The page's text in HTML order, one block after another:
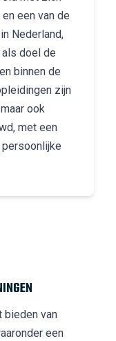
een van de
Nederland,
doel de
binnen de
zijn
ook
met een
bieden van
een